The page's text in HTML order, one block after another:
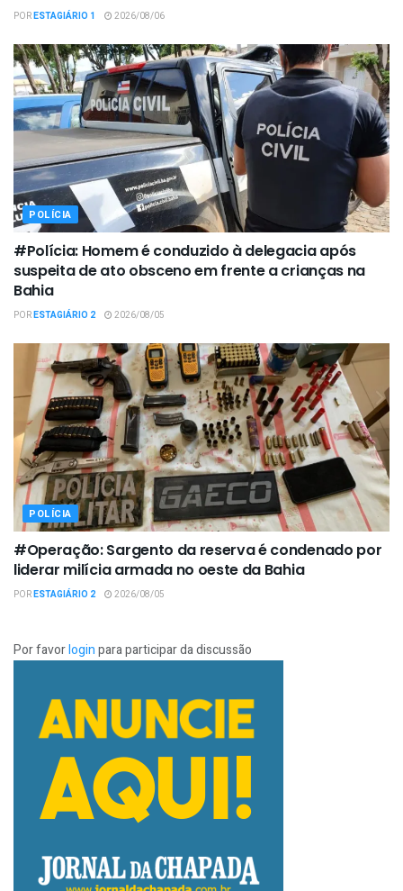
PORESTAGIÁRIO 1 2026/08/06
POLÍCIA
#Polícia: Homem é conduzido à delegacia após
suspeita de ato obsceno em frente a crianças na
Bahia
PORESTAGIÁRIO 2 2026/08/05
POLÍCIA
#Operação: Sargento da reserva é condenado por
liderar milícia armada no oeste da Bahia
PORESTAGIÁRIO 2 2026/08/05
Por favorloginpara participar da discussão